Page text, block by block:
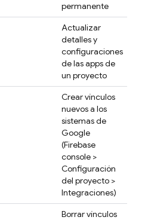
permanente
Actualizar
detalles y
configuraciones
de las apps de
un proyecto
Crear vínculos
nuevos a los
sistemas de
Google
(Firebase
console >
Configuración
del proyecto >
Integraciones)
Borrar vínculos